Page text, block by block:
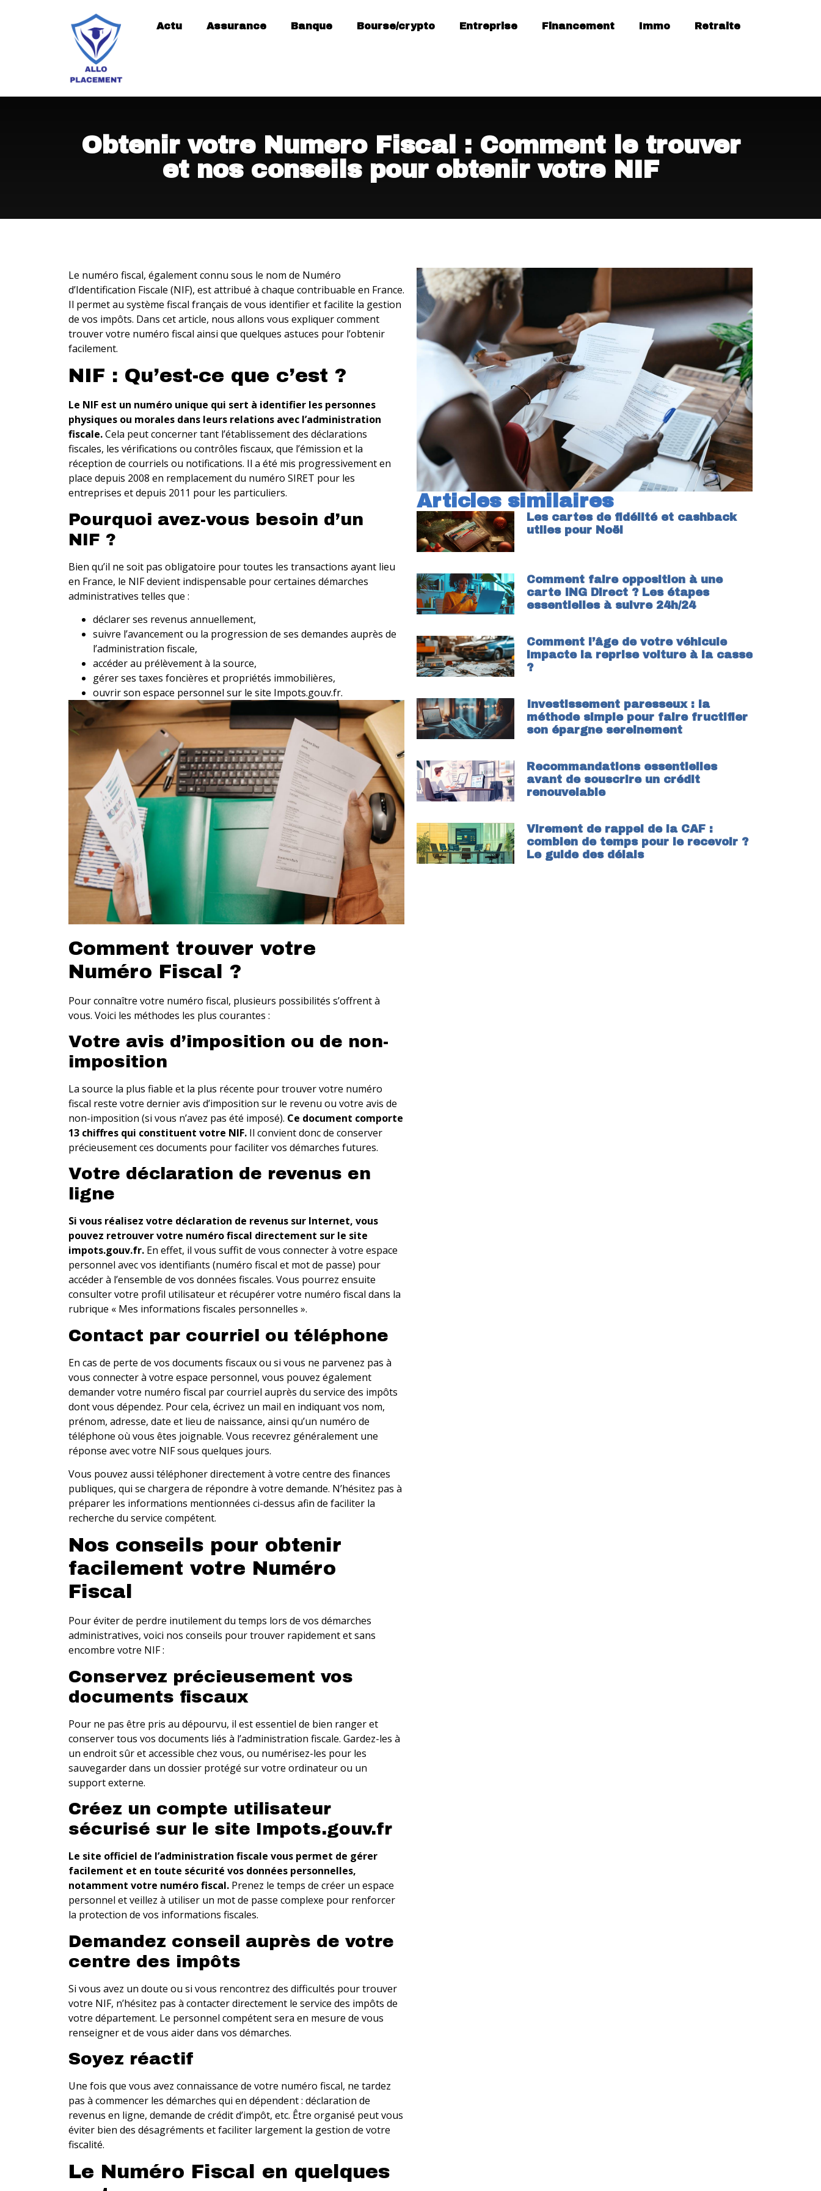
Actu Assurance Banque Bourse/crypto Entreprise Financement Immo Retraite
Obtenir votre Numero Fiscal : Comment le trouver
et nos conseils pour obtenir votre NIF
Le numéro fiscal, également connu sous le nom de Numéro
d’Identification Fiscale (NIF), est attribué à chaque contribuable en France.
Il permet au système fiscal français de vous identifier et facilite la gestion
de vos impôts. Dans cet article, nous allons vous expliquer comment
trouver votre numéro fiscal ainsi que quelques astuces pour l’obtenir
facilement.
NIF : Qu’est-ce que c’est ?
Le NIF est un numéro unique qui sert à identifier les personnes
physiques ou morales dans leurs relations avec l’administration
fiscale.Cela peut concerner tant l’établissement des déclarations
fiscales, les vérifications ou contrôles fiscaux, que l’émission et la
réception de courriels ou notifications. Il a été mis progressivement en
place depuis 2008 en remplacement du numéro SIRET pour les
entreprises et depuis 2011 pour les particuliers.
Pourquoi avez-vous besoin d’un
NIF ?
Bien qu’il ne soit pas obligatoire pour toutes les transactions ayant lieu
en France, le NIF devient indispensable pour certaines démarches
administratives telles que :
déclarer ses revenus annuellement,
suivre l’avancement ou la progression de ses demandes auprès de
l’administration fiscale,
accéder au prélèvement à la source,
gérer ses taxes foncières et propriétés immobilières,
ouvrir son espace personnel sur le site Impots.gouv.fr.
Comment trouver votre
Numéro Fiscal ?
Pour connaître votre numéro fiscal, plusieurs possibilités s’offrent à
vous. Voici les méthodes les plus courantes :
Votre avis d’imposition ou de non-
imposition
La source la plus fiable et la plus récente pour trouver votre numéro
fiscal reste votre dernier avis d’imposition sur le revenu ou votre avis de
non-imposition (si vous n’avez pas été imposé). Ce document comporte
13 chiffres qui constituent votre NIF. Il convient donc de conserver
précieusement ces documents pour faciliter vos démarches futures.
Votre déclaration de revenus en
ligne
Si vous réalisez votre déclaration de revenus sur Internet, vous
pouvez retrouver votre numéro fiscal directement sur le site
impots.gouv.fr. En effet, il vous suffit de vous connecter à votre espace
personnel avec vos identifiants (numéro fiscal et mot de passe) pour
accéder à l’ensemble de vos données fiscales. Vous pourrez ensuite
consulter votre profil utilisateur et récupérer votre numéro fiscal dans la
rubrique « Mes informations fiscales personnelles ».
Contact par courriel ou téléphone
En cas de perte de vos documents fiscaux ou si vous ne parvenez pas à
vous connecter à votre espace personnel, vous pouvez également
demander votre numéro fiscal par courriel auprès du service des impôts
dont vous dépendez. Pour cela, écrivez un mail en indiquant vos nom,
prénom, adresse, date et lieu de naissance, ainsi qu’un numéro de
téléphone où vous êtes joignable. Vous recevrez généralement une
réponse avec votre NIF sous quelques jours.
Vous pouvez aussi téléphoner directement à votre centre des finances
publiques, qui se chargera de répondre à votre demande. N’hésitez pas à
préparer les informations mentionnées ci-dessus afin de faciliter la
recherche du service compétent.
Nos conseils pour obtenir
facilement votre Numéro
Fiscal
Pour éviter de perdre inutilement du temps lors de vos démarches
administratives, voici nos conseils pour trouver rapidement et sans
encombre votre NIF :
Conservez précieusement vos
documents fiscaux
Pour ne pas être pris au dépourvu, il est essentiel de bien ranger et
conserver tous vos documents liés à l’administration fiscale. Gardez-les à
un endroit sûr et accessible chez vous, ou numérisez-les pour les
sauvegarder dans un dossier protégé sur votre ordinateur ou un
support externe.
Créez un compte utilisateur
sécurisé sur le site Impots.gouv.fr
Le site officiel de l’administration fiscale vous permet de gérer
facilement et en toute sécurité vos données personnelles,
notamment votre numéro fiscal. Prenez le temps de créer un espace
personnel et veillez à utiliser un mot de passe complexe pour renforcer
la protection de vos informations fiscales.
Demandez conseil auprès de votre
centre des impôts
Si vous avez un doute ou si vous rencontrez des difficultés pour trouver
votre NIF, n’hésitez pas à contacter directement le service des impôts de
votre département. Le personnel compétent sera en mesure de vous
renseigner et de vous aider dans vos démarches.
Soyez réactif
Une fois que vous avez connaissance de votre numéro fiscal, ne tardez
pas à commencer les démarches qui en dépendent : déclaration de
revenus en ligne, demande de crédit d’impôt, etc. Être organisé peut vous
éviter bien des désagréments et faciliter largement la gestion de votre
fiscalité.
Le Numéro Fiscal en quelques
Articles similaires
Les cartes de fidélité et cashback
utiles pour Noël
Comment faire opposition à une
carte ING Direct ? Les étapes
essentielles à suivre 24h/24
Comment l’âge de votre véhicule
impacte la reprise voiture à la casse
?
Investissement paresseux : la
méthode simple pour faire fructifier
son épargne sereinement
Recommandations essentielles
avant de souscrire un crédit
renouvelable
Virement de rappel de la CAF :
combien de temps pour le recevoir ?
Le guide des délais